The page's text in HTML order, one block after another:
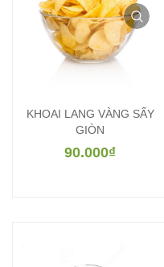
KHOAI LANG VÀNG SẤY
GIÒN
90.000₫